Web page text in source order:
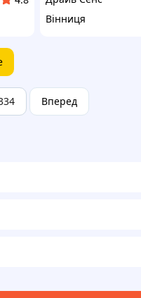
Вінниця
Вперед